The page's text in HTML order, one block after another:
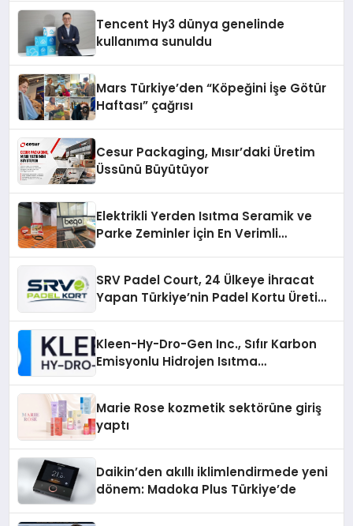
Tencent Hy3 dünya genelinde
kullanıma sunuldu
Mars Türkiye’den “Köpeğini İşe Götür
Haftası” çağrısı
Cesur Packaging, Mısır’daki Üretim
Üssünü Büyütüyor
Elektrikli Yerden Isıtma Seramik ve
Parke Zeminler İçin En Verimli
SRV Padel Court, 24 Ülkeye İhracat
Yapan Türkiye’nin Padel Kortu Üretim
Kleen-Hy-Dro-Gen Inc., Sıfır Karbon
Emisyonlu Hidrojen Isıtma
Marie Rose kozmetik sektörüne giriş
yaptı
Daikin’den akıllı iklimlendirmede yeni
dönem: Madoka Plus Türkiye’de